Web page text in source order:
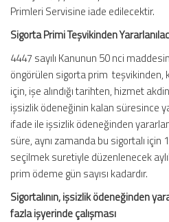
Primleri Servisine iade edilecektir.
Sigorta Primi Teşvikinden
4447 sayılı Kanunun 50 nci
öngörülen sigorta prim teşvikinden,
için, işe alındığı tarihten, hizmet
işsizlik ödeneğinin kalan süresince
ifade ile işsizlik ödeneğinden
süre, aynı zamanda bu sigortalı için
seçilmek suretiyle düzenlenecek
prim ödeme gün sayısı kadardır.
Sigortalının, işsizlik ödeneğinden
fazla işyerinde çalışması